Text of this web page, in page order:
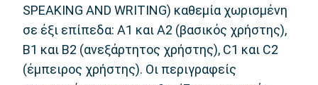
SPEAKING AND WRITING) καθεμία χωρισμένη
σε έξι επίπεδα: A1 και A2 (βασικός χρήστης),
B1 και B2 (ανεξάρτητος χρήστης), C1 και C2
(έμπειρος χρήστης). Οι περιγραφείς